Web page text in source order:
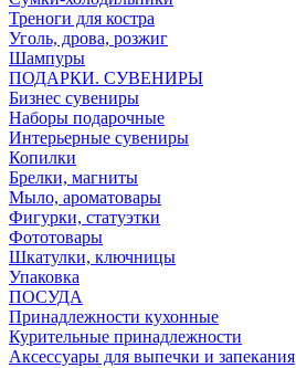
Треноги для костра
Уголь, дрова, розжиг
Шампуры
ПОДАРКИ. СУВЕНИРЫ
Бизнес сувениры
Наборы подарочные
Интерьерные сувениры
Копилки
Брелки, магниты
Мыло, ароматовары
Фигурки, статуэтки
Фототовары
Шкатулки, ключницы
Упаковка
ПОСУДА
Принадлежности кухонные
Курительные принадлежности
Аксессуары для выпечки и запекания